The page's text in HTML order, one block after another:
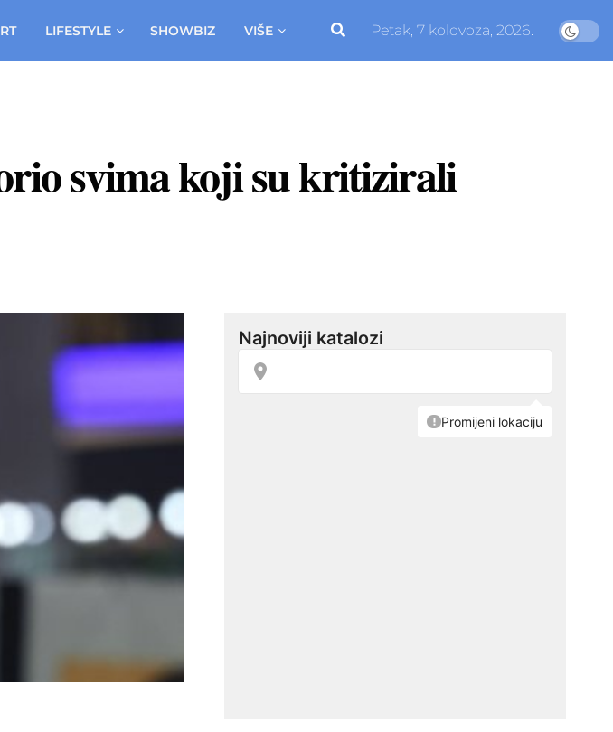
LIFESTYLE SHOWBIZ VIŠE Petak, 7 kolovoza, 2026.
svima koji su kritizirali